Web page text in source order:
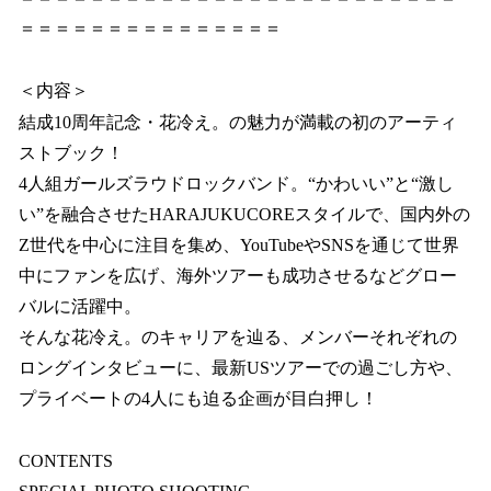
＝＝＝＝＝＝＝＝＝＝＝＝＝＝＝
＜内容＞
結成10周年記念・花冷え。の魅力が満載の初のアーティ
ストブック！
4人組ガールズラウドロックバンド。“かわいい”と“激し
い”を融合させたHARAJUKUCOREスタイルで、国内外の
Z世代を中心に注目を集め、YouTubeやSNSを通じて世界
中にファンを広げ、海外ツアーも成功させるなどグロー
バルに活躍中。
そんな花冷え。のキャリアを辿る、メンバーそれぞれの
ロングインタビューに、最新USツアーでの過ごし方や、
プライベートの4人にも迫る企画が目白押し！
CONTENTS